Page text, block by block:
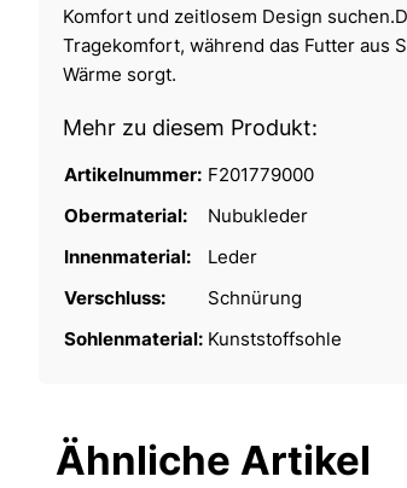
Komfort und zeitlosem Design
Tragekomfort, während das Futter aus
Wärme sorgt.
Mehr zu diesem Produkt:
Artikelnummer: F201779000
Obermaterial:
Nubukleder
Innenmaterial:
Leder
Verschluss:
Schnürung
Sohlenmaterial: Kunststoffsohle
Ähnliche Artikel